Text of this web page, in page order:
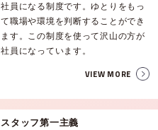
社員になる制度です。ゆとりをもっ
て職場や環境を判断することができ
ます。この制度を使って沢山の方が
社員になっています。
VIEW MORE
スタッフ第一主義